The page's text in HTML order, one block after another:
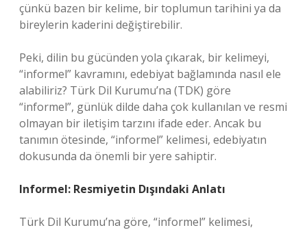
çünkü bazen bir kelime, bir toplumun tarihini ya da
bireylerin kaderini değiştirebilir.
Peki, dilin bu gücünden yola çıkarak, bir kelimeyi,
“informel” kavramını, edebiyat bağlamında nasıl ele
alabiliriz? Türk Dil Kurumu’na (TDK) göre
“informel”, günlük dilde daha çok kullanılan ve resmi
olmayan bir iletişim tarzını ifade eder. Ancak bu
tanımın ötesinde, “informel” kelimesi, edebiyatın
dokusunda da önemli bir yere sahiptir.
Informel: Resmiyetin Dışındaki Anlatı
Türk Dil Kurumu’na göre, “informel” kelimesi,